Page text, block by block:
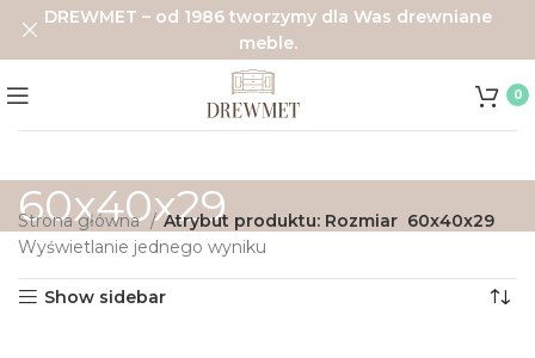
0
60x40x29
Strona główna Atrybut produktu: Rozmiar 60x40x29
Wyświetlanie jednego wyniku
Show sidebar
DREWMET – od 1986 tworzymy dla Was drewniane
meble.